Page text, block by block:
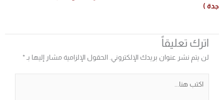
جدة )
اترك تعليقاً
لن يتم نشر عنوان بريدك الإلكتروني. الحقول الإلزامية مشار إليها بـ *